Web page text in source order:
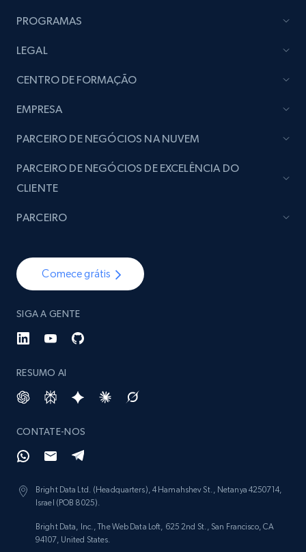
PROGRAMAS
LEGAL
CENTRO DE FORMAÇÃO
EMPRESA
Comece grátis
SIGA A GENTE
RESUMO AI
CONTATE-NOS
Bright Data Ltd. (Headquarters), 4 Hamahshev St., Netanya 4250714,
Israel (POB 8025).
Bright Data, Inc., The Web Data Loft, 625 2nd St., San Francisco, CA
94107, United States.
PARCEIRO DE NEGÓCIOS NA NUVEM
PARCEIRO DE NEGÓCIOS DE EXCELÊNCIA DO
CLIENTE
PARCEIRO